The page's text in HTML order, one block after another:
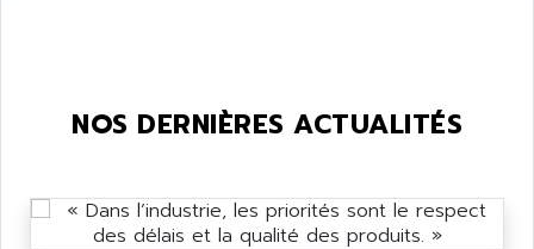
NOS DERNIÈRES ACTUALITÉS